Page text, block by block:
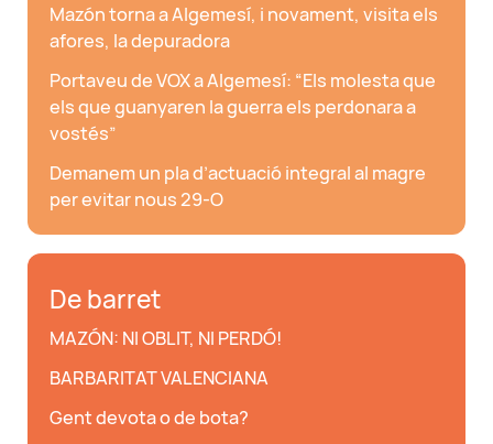
Mazón torna a Algemesí, i novament, visita els
afores, la depuradora
Portaveu de VOX a Algemesí: “Els molesta que
els que guanyaren la guerra els perdonara a
vostés”
Demanem un pla d’actuació integral al magre
per evitar nous 29-O
De barret
MAZÓN: NI OBLIT, NI PERDÓ!
BARBARITAT VALENCIANA
Gent devota o de bota?